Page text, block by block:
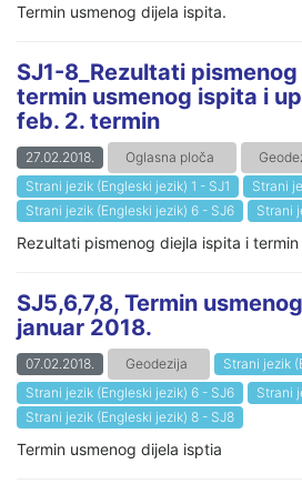
Termin usmenog dijela ispita.
SJ1-8_Rezultati
termin usmenog ispita i
feb. 2. termin
27.02.2018. Oglasna ploča
Strani jezik (Engleski jezik) 1 - SJ1
Strani
Strani jezik (Engleski jezik) 6 - SJ6
Strani
Rezultati pismenog diejla ispita i
SJ5,6,7,8, Termin
januar 2018.
07.02.2018. Geodezija
Strani jezik
Strani jezik (Engleski jezik) 6 - SJ6
Strani
Strani jezik (Engleski jezik) 8 - SJ8
Termin usmenog dijela isptia